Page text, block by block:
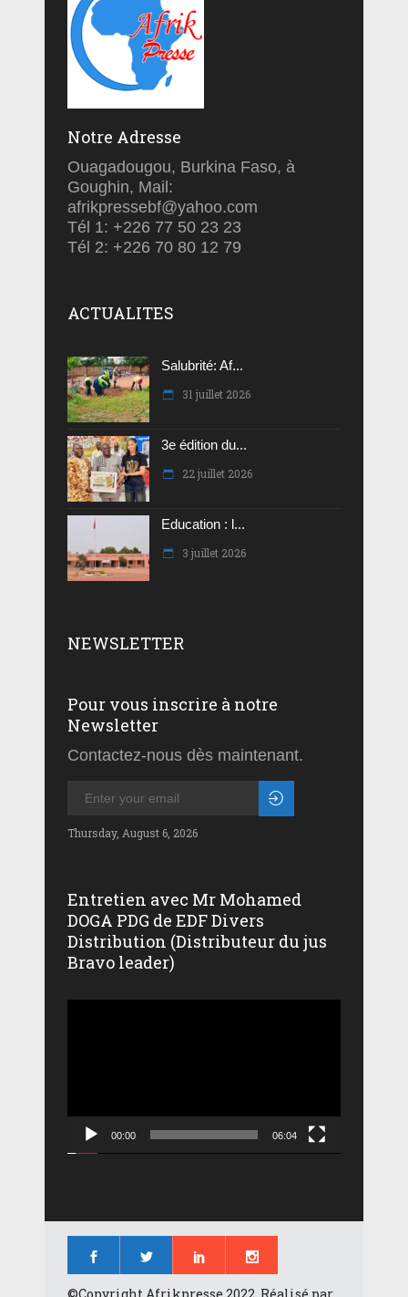
Notre Adresse
Ouagadougou, Burkina Faso, à
Goughin, Mail:
afrikpressebf@yahoo.com
Tél 1: +226 77 50 23 23
Tél 2: +226 70 80 12 79
ACTUALITES
Salubrité: Af...
31 juillet 2026
3e édition du...
22 juillet 2026
Education : l...
3 juillet 2026
NEWSLETTER
Pour vous inscrire à notre
Newsletter
Contactez-nous dès maintenant.
Thursday, August 6, 2026
Entretien avec Mr Mohamed
DOGA PDG de EDF Divers
Distribution (Distributeur du jus
Bravo leader)
00:00 06:04